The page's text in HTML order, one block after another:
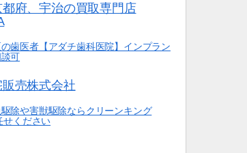
都府、宇治の買取専門店
歯医者【アダチ歯科医院】インプラン
談可
売株式会社
除や害獣駆除ならクリーンキング
せください